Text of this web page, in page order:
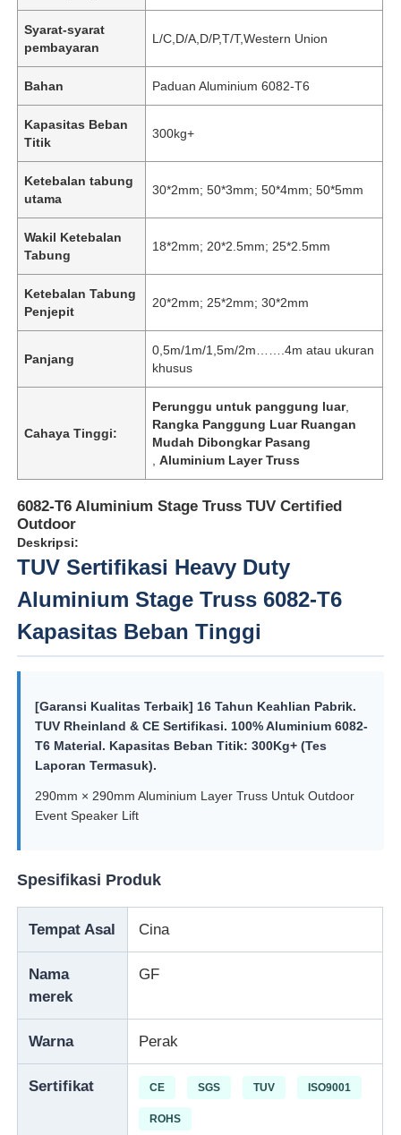
Syarat-syarat
pembayaran
L/C,D/A,D/P,T/T,Western Union
Bahan Paduan Aluminium 6082-T6
Kapasitas Beban
Titik
300kg+
Ketebalan tabung
utama
30*2mm; 50*3mm; 50*4mm; 50*5mm
Wakil Ketebalan
Tabung
18*2mm; 20*2.5mm; 25*2.5mm
Ketebalan Tabung
Penjepit
20*2mm; 25*2mm; 30*2mm
Panjang
0,5m/1m/1,5m/2m…….4m atau ukuran
khusus
Cahaya Tinggi:
Perunggu untuk panggung luar,
Rangka Panggung Luar Ruangan
Mudah Dibongkar Pasang
,Aluminium Layer Truss
6082-T6 Aluminium Stage Truss TUV Certified
Outdoor
Deskripsi:
TUV Sertifikasi Heavy Duty
Aluminium Stage Truss 6082-T6
Kapasitas Beban Tinggi
[Garansi Kualitas Terbaik] 16 Tahun Keahlian Pabrik.
TUV Rheinland & CE Sertifikasi. 100% Aluminium 6082-
T6 Material. Kapasitas Beban Titik: 300Kg+ (Tes
Laporan Termasuk).
290mm × 290mm Aluminium Layer Truss Untuk Outdoor
Event Speaker Lift
Spesifikasi Produk
Tempat Asal Cina
Nama
merek
GF
Warna Perak
Sertifikat CE SGS TUV ISO9001
ROHS